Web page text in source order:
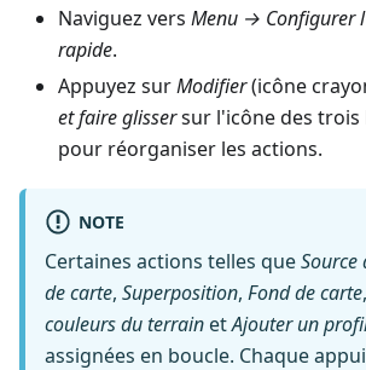
Naviguez vers Menu → Configurer
rapide.
Appuyez surModifier(icône
et faire glissersur l'icône des trois
pour réorganiser les actions.
NOTE
Certaines actions telles queSource
de carte, Superposition, Fond de carte,
couleurs du terrain etAjouter un
assignées en boucle. Chaque